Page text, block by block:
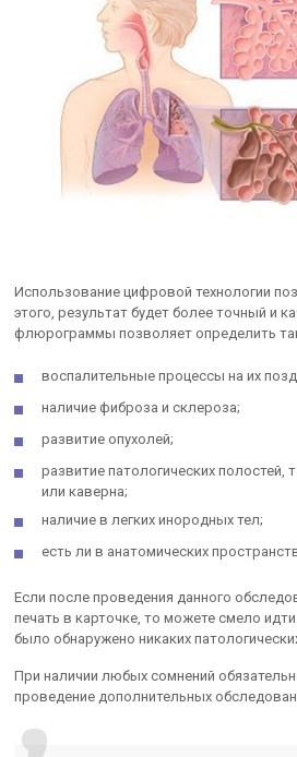
Использование цифровой технологии
этого, результат будет более точный и
флюрограммы позволяет определить
воспалительные процессы на их
наличие фиброза и склероза;
развитие опухолей;
развитие патологических полостей,
или каверна;
наличие в легких инородных тел;
есть ли в анатомических
Если после проведения данного
печать в карточке, то можете смело
было обнаружено никаких
При наличии любых сомнений
проведение дополнительных